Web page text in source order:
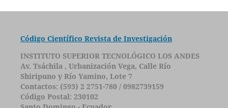
Código Científico Revista de Investigación
INSTITUTO SUPERIOR TECNOLÓGICO LOS ANDES
Av. Tsáchila , Urbanización Vega, Calle Río
Shiripuno y Río Yamino, Lote 7
Contactos: (593) 2 2751-780 / 0982739159
Código Postal: 230102